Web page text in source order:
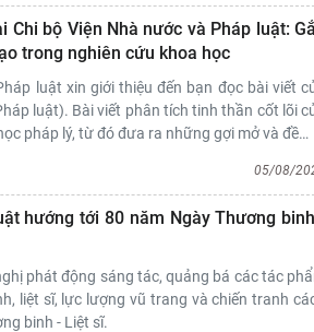
bộ Viện Nhà nước và Pháp luật:
trong nghiên cứu khoa học
luật xin giới thiệu đến bạn đọc bài viết
luật). Bài viết phân tích tinh thần cốt lõi
pháp lý, từ đó đưa ra những gợi mở và đề…
05/08/
hướng tới 80 năm Ngày Thương
phát động sáng tác, quảng bá các tác
liệt sĩ, lực lượng vũ trang và chiến tranh
binh - Liệt sĩ.